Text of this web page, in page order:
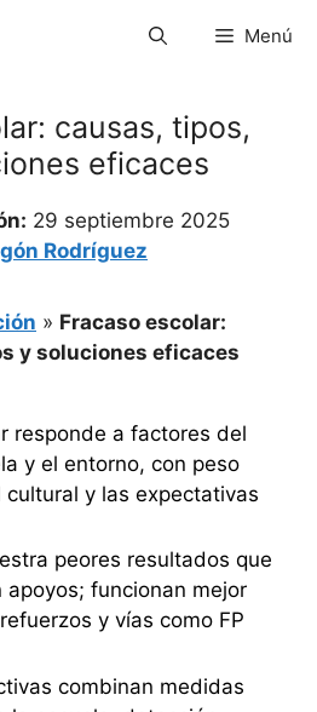
Menú
causas, tipos,
eficaces
29 septiembre 2025
Rodríguez
» Fracaso escolar:
y soluciones eficaces
responde a factores del
y el entorno, con peso
y las expectativas
peores resultados que
apoyos; funcionan mejor
y vías como FP
combinan medidas